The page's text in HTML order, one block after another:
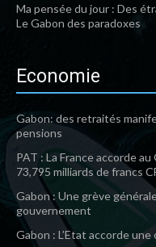
Ma pensée du jour : Des
Le Gabon des paradoxes
Economie
Gabon: des retraités
pensions
PAT : La France accorde
73,795 milliards de francs
Gabon : Une grève
gouvernement
Gabon : L’Etat accorde une